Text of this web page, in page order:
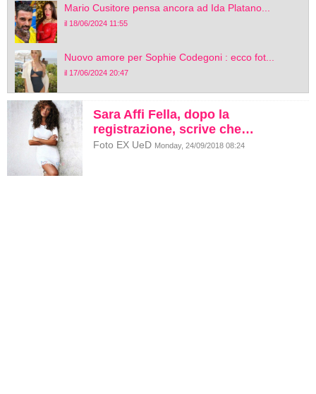
Mario Cusitore pensa ancora ad Ida Platano...
il 18/06/2024 11:55
Nuovo amore per Sophie Codegoni : ecco fot...
il 17/06/2024 20:47
Sara Affi Fella, dopo la
registrazione, scrive che…
Foto EX UeD Monday, 24/09/2018 08:24